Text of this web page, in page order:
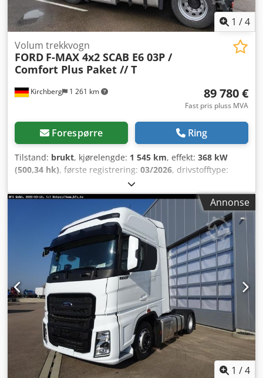
1 /4
Kirchberg 1 261 km
Volum trekkvogn
FORD F-MAX 4x2 SCAB E6 03P /
Comfort Plus Paket // T
89 780 €
Fast pris pluss MVA
Forespørre Ring
Tilstand: brukt, kjørelengde: 1 545 km, effekt: 368 kW
(500,34 hk), første registrering: 03/2026, drivstofftype:
, akselkonfigurasjon:
girtype:automatisk, utslippsklasse:Euro 6, Utstyr:ABS,
aircondition, elektronisk stabilitetsprogram (ESP),
parkeringsvarmer,
Annonse
1 /4